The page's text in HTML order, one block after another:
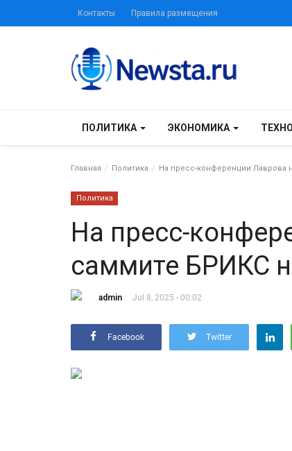
Контакты Правила размещения
ПОЛИТИКА ЭКОНОМИКА
Главная Политика На пресс-конференции Лаврова
Политика
На пресс-
саммите БРИКС
admin Jul 8, 2025 - 00:02
Facebook Twitter